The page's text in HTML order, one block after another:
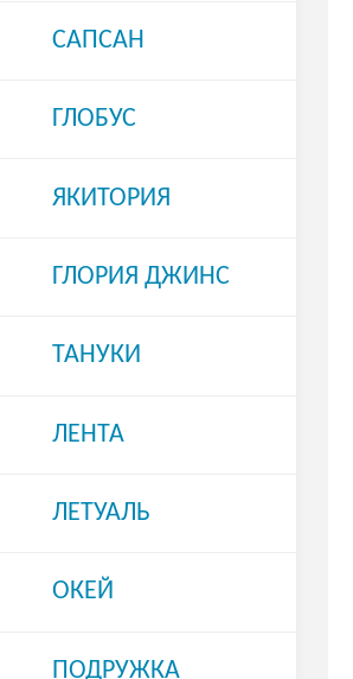
САПСАН
ГЛОБУС
ЯКИТОРИЯ
ГЛОРИЯ ДЖИНС
ТАНУКИ
ЛЕНТА
ЛЕТУАЛЬ
ОКЕЙ
ПОДРУЖКА